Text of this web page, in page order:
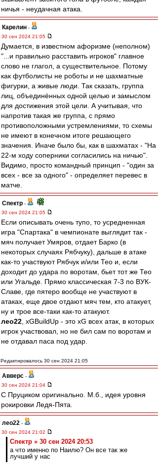
ничья - неудачная атака.
Карелин -
30 сен 2024 21:05
Думается, в известном афоризме (неполном)
"...и правильно расставить игроков" главное
слово не глагол, а существительное. Потому
как футболисты не роботы и не шахматные
фигурки, а живые люди. Так сказать, группа
лиц, объединённых одной целью и замыслом
для достижения этой цели. А учитывая, что
напротив такая же группа, с прямо
противоположными устремлениями, то схемы
не имеют в конечном итоге решающего
значения. Иначе было бы, как в шахматах - "На
22-м ходу соперники согласились на ничью".
Видимо, просто командный принцип - "один за
всех - все за одного" - определяет перевес в
матче.
Спектр -
30 сен 2024 21:05
Если описывать очень тупо, то усредненная
игра "Спартака" в чемпионате выглядит так -
мяч получает Умяров, отдает Барко (в
некоторых случаях Рябчуку), дальше в атаке
как-то участвуют Рябчук и/или Тео и, если
доходит до удара по воротам, бьет тот же Тео
или Угальде. Прямо классическая 7-3 по ВУК-
Славе, где пятеро вообще не участвуют в
атаках, еще двое отдают мяч тем, кто атакует,
ну и трое все-таки как-то атакуют.
лео22 , xGBuildUp - это xG всех атак, в которых
игрок участвовал, но не бил сам по воротам и
не отдавал паса под удар.
Редактировалось 30 сен 2024 21:05
Авверс -
30 сен 2024 21:04
С Пруциком оригинально. М.б., идея уровня
рокировки Ледя-Пята.
лео22 -
30 сен 2024 21:02
Спектр » 30 сен 2024 20:53
а что именно по Наилю? Он все так же
лучший у нас